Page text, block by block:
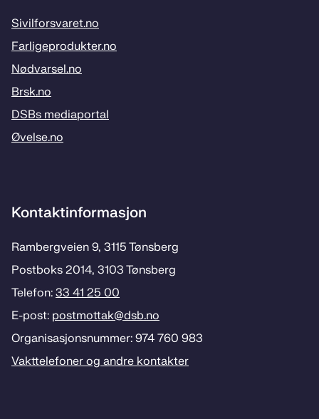
Sivilforsvaret.no
Farligeprodukter.no
Nødvarsel.no
Brsk.no
DSBs mediaportal
Øvelse.no
Kontaktinformasjon
Rambergveien 9, 3115 Tønsberg
Postboks 2014, 3103 Tønsberg
Telefon: 33 41 25 00
E-post: postmottak­@dsb.no
Organisasjonsnummer: 974 760 983
Vakttelefoner og andre kontakter